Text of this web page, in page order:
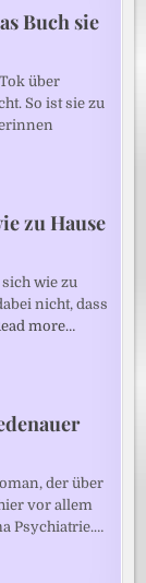
Buch sie
über
So ist sie zu
zu Hause
wie zu
nicht, dass
more…
der über
vor allem
Psychiatrie.…